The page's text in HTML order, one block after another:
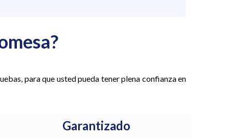
para que usted pueda tener plena confianza en
Garantizado